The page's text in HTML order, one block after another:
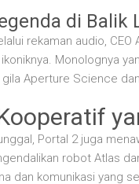
di Balik
rekaman audio,
Monolognya
Aperture Science
Portal 2 juga
robot Atlas
dan komunikasi yang